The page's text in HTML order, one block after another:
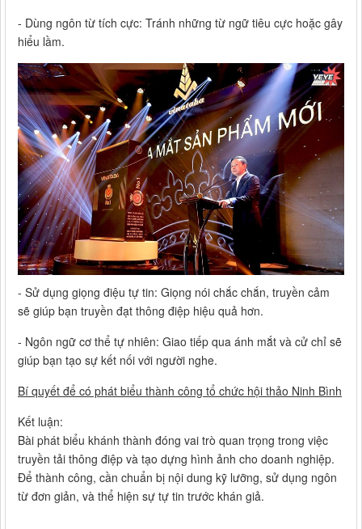
- Dùng ngôn từ tích cực: Tránh những từ ngữ tiêu cực hoặc gây
hiểu lầm.
- Sử dụng giọng điệu tự tin: Giọng nói chắc chắn, truyền cảm
sẽ giúp bạn truyền đạt thông điệp hiệu quả hơn.
- Ngôn ngữ cơ thể tự nhiên: Giao tiếp qua ánh mắt và cử chỉ sẽ
giúp bạn tạo sự kết nối với người nghe.
Bí quyết để có phát biểu thành công tổ chức hội thảo Ninh Bình
Kết luận:
Bài phát biểu khánh thành đóng vai trò quan trọng trong việc
truyền tải thông điệp và tạo dựng hình ảnh cho doanh nghiệp.
Để thành công, cần chuẩn bị nội dung kỹ lưỡng, sử dụng ngôn
từ đơn giản, và thể hiện sự tự tin trước khán giả.